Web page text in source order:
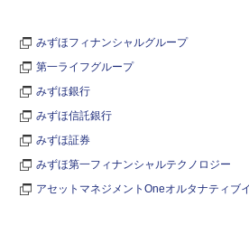
みずほフィナンシャルグループ
第一ライフグループ
みずほ銀行
みずほ信託銀行
みずほ証券
みずほ第一フィナンシャルテクノロジー
アセットマネジメントOneオルタナティブ